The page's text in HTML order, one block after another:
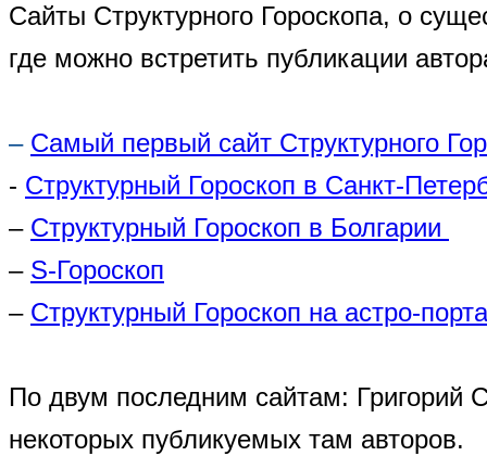
Сайты Структурного Гороскопа, о
где можно встретить публикации
– Самый первый сайт Структурного
- Структурный Гороскоп в Санкт-
– Структурный Гороскоп в Болгарии
– S-Гороскоп
– Структурный Гороскоп на астро-
По двум последним сайтам: Григорий
некоторых публикуемых там авторов.